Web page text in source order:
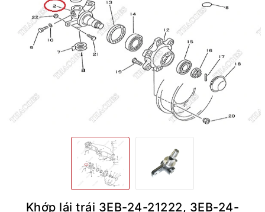
Khớp lái trái 3EB-24-21222, 3EB-24-